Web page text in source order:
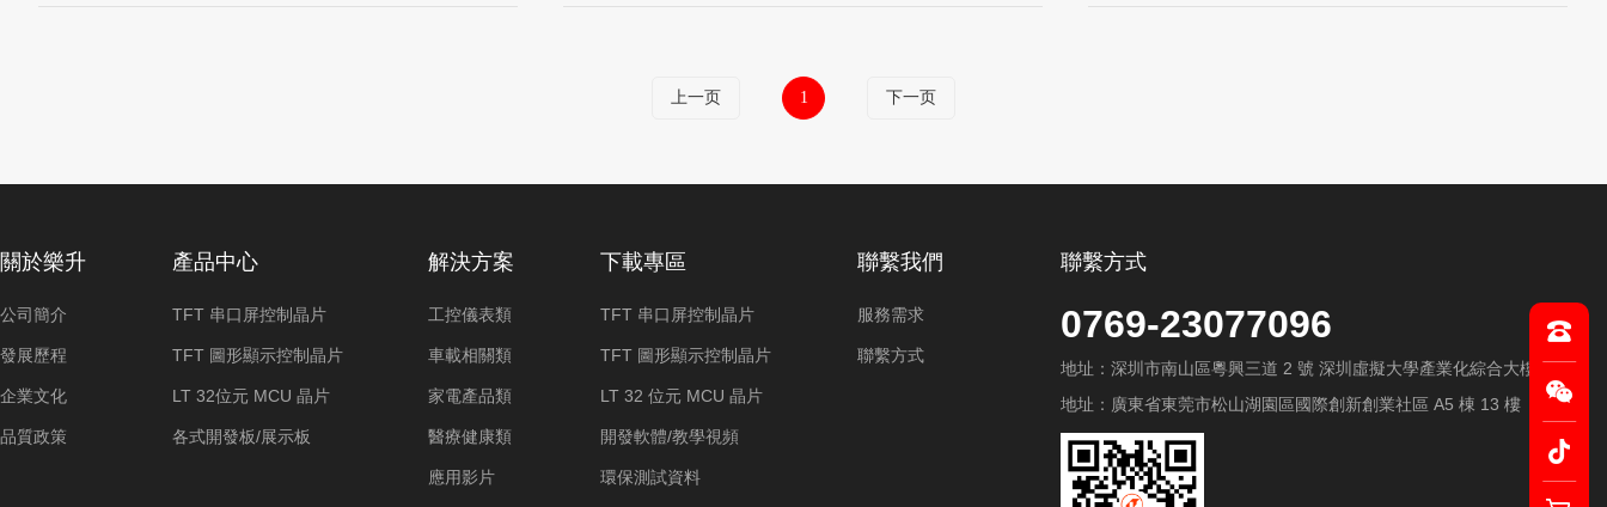
上一页 1 下一页
聯繫方式
0769-23077096
地址：深圳市南山區粵興三道 2 號 深圳虛擬大學產業化綜合大樓 A603
地址：廣東省東莞市松山湖園區國際創新創業社區 A5 棟 13 樓
關於樂升
公司簡介
發展歷程
企業文化
品質政策
產品中心
TFT 串口屏控制晶片
TFT 圖形顯示控制晶片
LT 32位元 MCU 晶片
各式開發板/展示板
解決方案
工控儀表類
車載相關類
家電產品類
醫療健康類
應用影片
下載專區
TFT 串口屏控制晶片
TFT 圖形顯示控制晶片
LT 32 位元 MCU 晶片
開發軟體/教學視頻
環保測試資料
聯繫我們
服務需求
聯繫方式